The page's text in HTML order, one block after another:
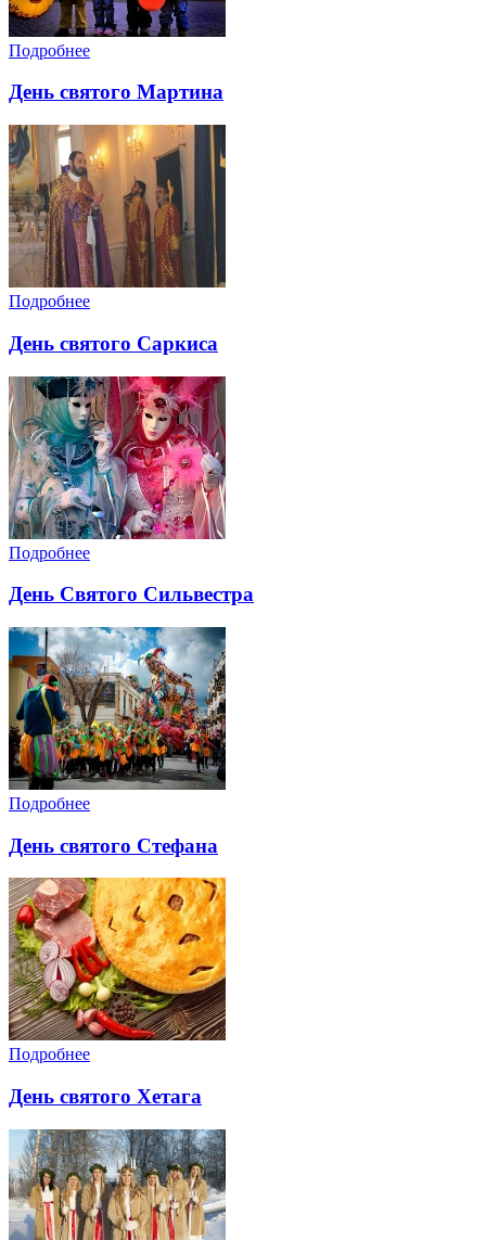
Подробнее
День святого Мартина
Подробнее
День святого Саркиса
Подробнее
День Святого Сильвестра
Подробнее
День святого Стефана
Подробнее
День святого Хетага